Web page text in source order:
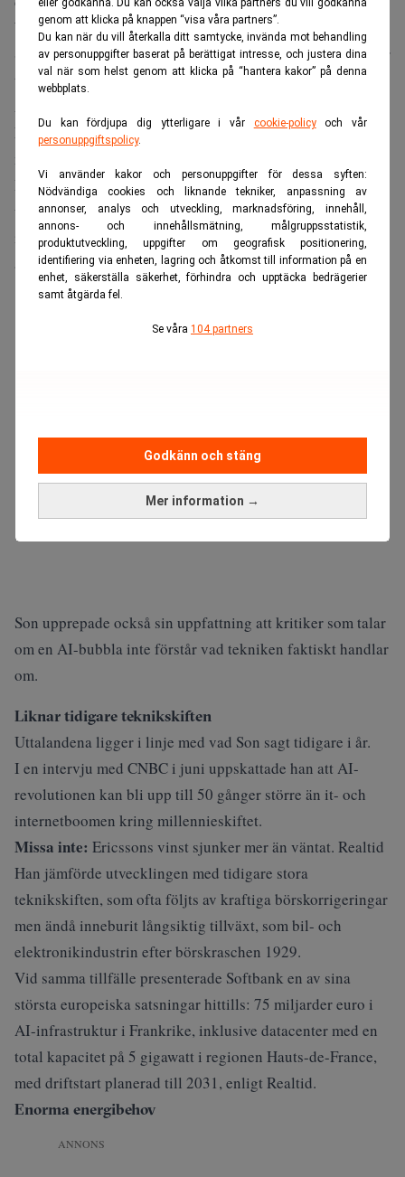
eller godkänna. Du kan också välja vilka partners du vill godkänna
genom att klicka på knappen “visa våra partners”.
Du kan när du vill återkalla ditt samtycke, invända mot behandling
av personuppgifter baserat på berättigat intresse, och justera dina
val när som helst genom att klicka på “hantera kakor” på denna
webbplats.
Du kan fördjupa dig ytterligare i vår cookie-policyoch vår
personuppgiftspolicy.
Vi använder kakor och personuppgifter för dessa syften:
Nödvändiga cookies och liknande tekniker, anpassning av
annonser, analys och utveckling, marknadsföring, innehåll,
annons- och innehållsmätning, målgruppsstatistik,
produktutveckling, uppgifter om geografisk positionering,
identifiering via enheten, lagring och åtkomst till information på en
enhet, säkerställa säkerhet, förhindra och upptäcka bedrägerier
samt åtgärda fel.
Se våra 104 partners
Mer information →
Godkänn och stäng
Vågade satsningar från Son
Son är känd för sina djärva satsningar på ny teknik och har
tidigare gjort stora vinster på investeringar i bland annat
Alibaba, men också bakslag som konkursen i WeWork.
Läs även:OpenAI-aktier ska ge Softbank lån på 92
miljarder. Dagens PS
Bolagets just nu mest högprofilerade satsning är ChatGPT-
utvecklaren OpenAI, där Softbanks sammanlagda
investering väntas överstiga 60 miljarder dollar innan året
är slut.
ANNONS
Son upprepade också sin uppfattning att kritiker som talar
om en AI-bubbla inte förstår vad tekniken faktiskt handlar
om.
Liknar tidigare teknikskiften
Uttalandena ligger i linje med vad Son sagt tidigare i år.
I en intervju med CNBC i juni uppskattade han att AI-
revolutionen kan bli upp till 50 gånger större än it- och
internetboomen kring millennieskiftet.
Missa inte: Ericssons vinst sjunker mer än väntat. Realtid
Han jämförde utvecklingen med tidigare stora
teknikskiften, som ofta följts av kraftiga börskorrigeringar
men ändå inneburit långsiktig tillväxt, som bil- och
elektronikindustrin efter börskraschen 1929.
Vid samma tillfälle presenterade Softbank en av sina
största europeiska satsningar hittills: 75 miljarder euro i
AI-infrastruktur i Frankrike, inklusive datacenter med en
total kapacitet på 5 gigawatt i regionen Hauts-de-France,
med driftstart planerad till 2031, enligt Realtid.
Enorma energibehov
ANNONS